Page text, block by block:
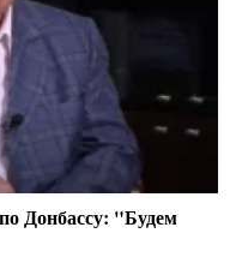
Донбассу: "Будем